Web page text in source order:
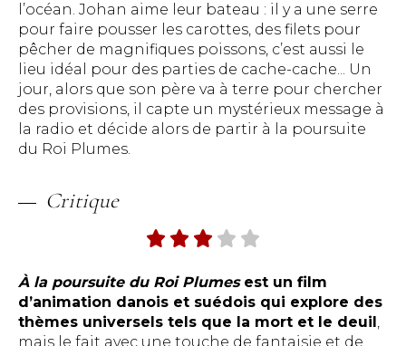
l’océan. Johan aime leur bateau : il y a une serre
pour faire pousser les carottes, des filets pour
pêcher de magnifiques poissons, c’est aussi le
lieu idéal pour des parties de cache-cache... Un
jour, alors que son père va à terre pour chercher
des provisions, il capte un mystérieux message à
la radio et décide alors de partir à la poursuite
du Roi Plumes.
Critique
À la poursuite du Roi Plumesest un film
d’animation danois et suédois qui explore des
thèmes universels tels que la mort et le deuil,
mais le fait avec une touche de fantaisie et de